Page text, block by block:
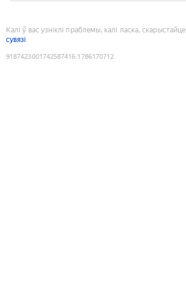
Калі ў вас узніклі праблемы, калі ласка, скарыстайце
сувязі
9187423001742587416:1786170712